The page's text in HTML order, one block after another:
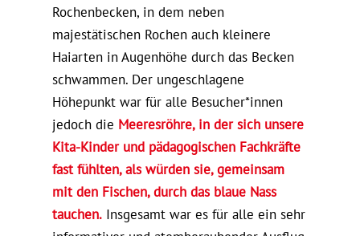
Rochenbecken, in dem neben
majestätischen Rochen auch kleinere
Haiarten in Augenhöhe durch das Becken
schwammen. Der ungeschlagene
Höhepunkt war für alle Besucher*innen
jedoch die Meeresröhre, in der sich unsere
Kita-Kinder und pädagogischen Fachkräfte
fast fühlten, als würden sie, gemeinsam
mit den Fischen, durch das blaue Nass
tauchen.Insgesamt war es für alle ein sehr